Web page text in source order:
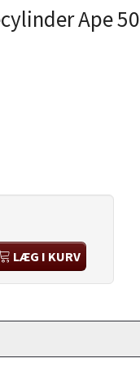
Ape 50
LÆG I KURV